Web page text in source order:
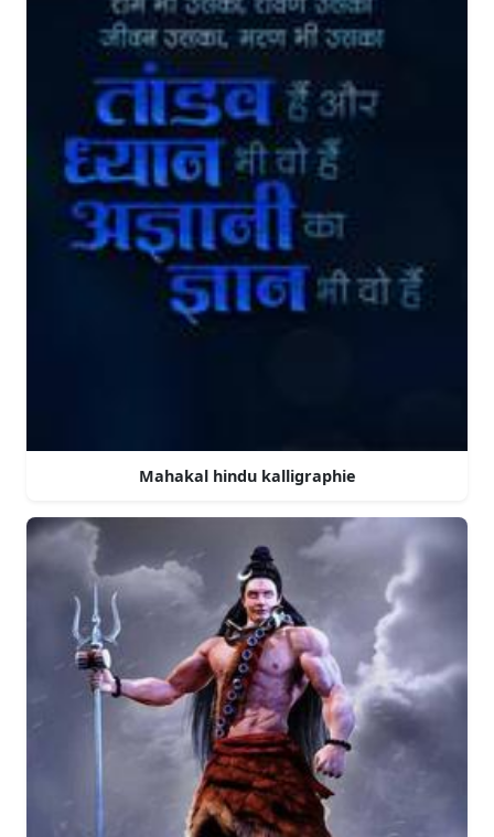
Mahakal hindu kalligraphie